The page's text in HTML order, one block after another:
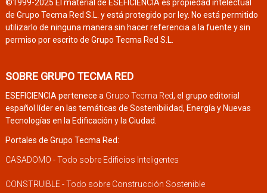
©1999-2025 El material de ESEFICIENCIA es propiedad intelectual
de Grupo Tecma Red S.L. y está protegido por ley. No está permitido
utilizarlo de ninguna manera sin hacer referencia a la fuente y sin
permiso por escrito de Grupo Tecma Red S.L.
SOBRE GRUPO TECMA RED
ESEFICIENCIA pertenece a Grupo Tecma Red, el grupo editorial
español líder en las temáticas de Sostenibilidad, Energía y Nuevas
Tecnologías en la Edificación y la Ciudad.
Portales de Grupo Tecma Red:
CASADOMO - Todo sobre Edificios Inteligentes
CONSTRUIBLE - Todo sobre Construcción Sostenible